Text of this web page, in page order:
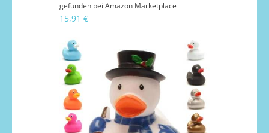
gefunden bei Amazon Marketplace
15,91 €